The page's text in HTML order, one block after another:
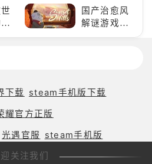
爱的装备出
发吧！
未来战场；
跑酷突袭，
国产治愈风
解谜游戏
《落日山
下载 steam手机版下载
耀官方正版
光遇官服
steam手机版
关注我们